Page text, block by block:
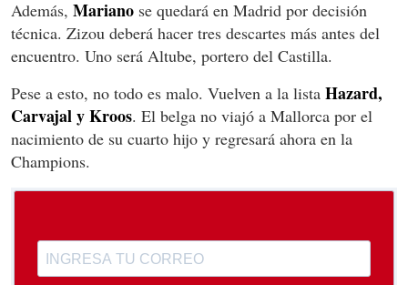
Además, Mariano se quedará en Madrid por decisión
técnica. Zizou deberá hacer tres descartes más antes del
encuentro. Uno será Altube, portero del Castilla.
Pese a esto, no todo es malo. Vuelven a la lista Hazard,
Carvajal y Kroos. El belga no viajó a Mallorca por el
nacimiento de su cuarto hijo y regresará ahora en la
Champions.